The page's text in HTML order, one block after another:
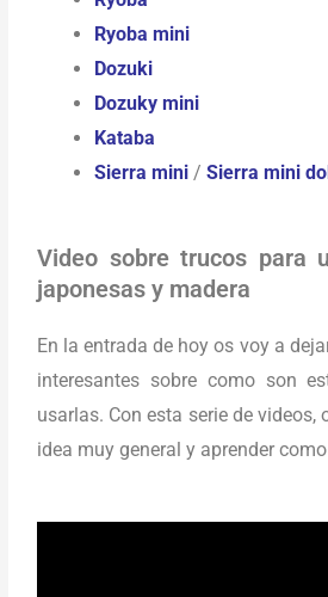
Ryoba mini
Dozuki
Dozuky mini
Kataba
Sierra mini /Sierra mini
Video sobre trucos para
japonesas y madera
En la entrada de hoy os voy a
interesantes sobre como son
usarlas. Con esta serie de videos,
idea muy general y aprender